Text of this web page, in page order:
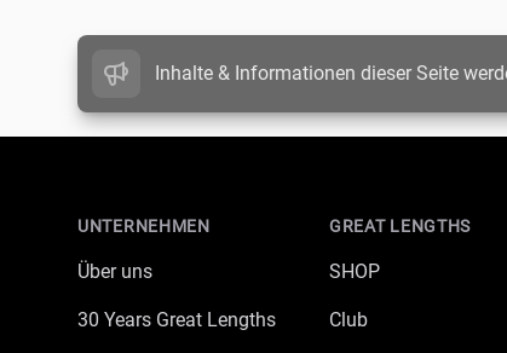
Inhalte & Informationen dieser Seite
UNTERNEHMEN
Über uns
30 Years Great Lengths
GREAT LENGTHS
SHOP
Club